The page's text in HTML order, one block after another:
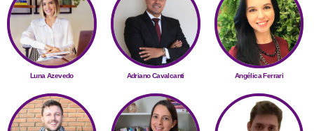
Luna Azevedo Adriano Cavalcanti Angélica Ferrari